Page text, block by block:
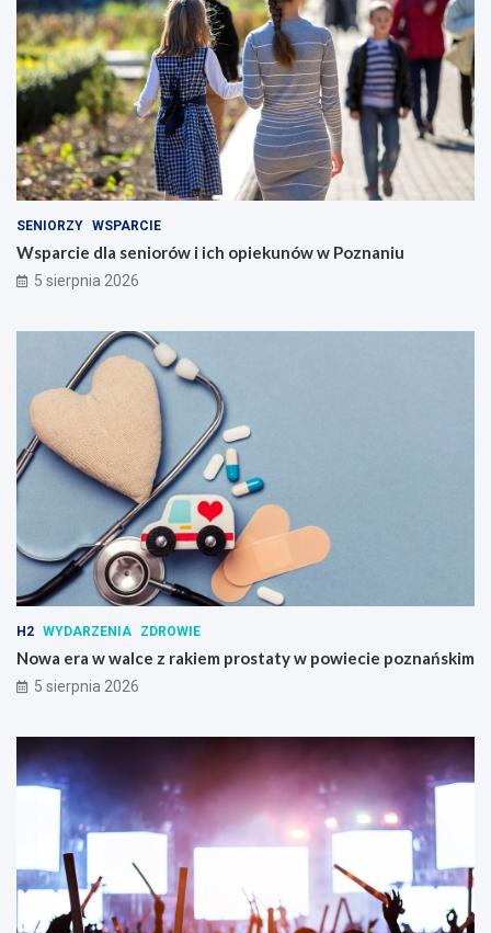
SENIORZY WSPARCIE
Wsparcie dla seniorów i ich opiekunów w Poznaniu
5 sierpnia 2026
H2 WYDARZENIA ZDROWIE
Nowa era w walce z rakiem prostaty w powiecie poznańskim
5 sierpnia 2026